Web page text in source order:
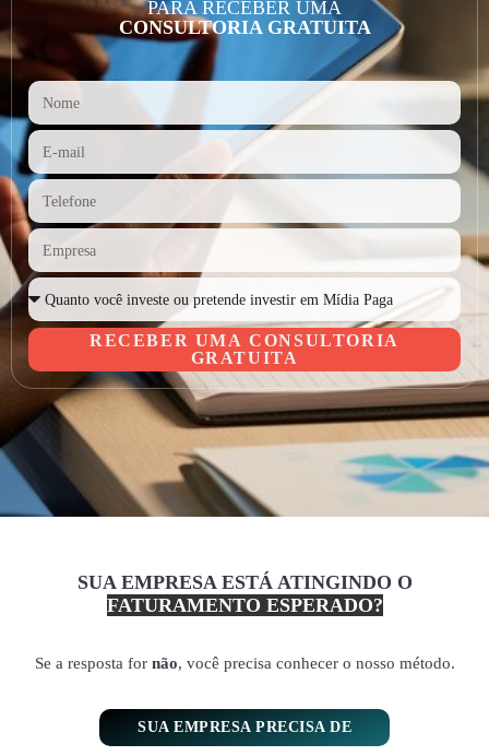
PARA RECEBER UMA
CONSULTORIA GRATUITA
RECEBER UMA CONSULTORIA
GRATUITA
SUA EMPRESA ESTÁ ATINGINDO O
FATURAMENTO ESPERADO?
Se a resposta for não, você precisa conhecer o nosso método.
SUA EMPRESA PRECISA DE